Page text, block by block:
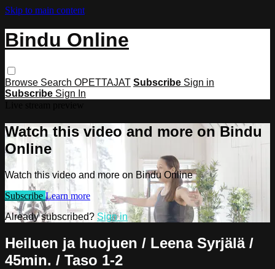
Skip to main content
Bindu Online
Browse Search OPETTAJAT Subscribe Sign in
Subscribe Sign In
Watch this video and more on Bindu
Online
Watch this video and more on Bindu Online
Subscribe Learn more
Already subscribed? Sign in
Heiluen ja huojuen / Leena Syrjälä /
45min. / Taso 1-2